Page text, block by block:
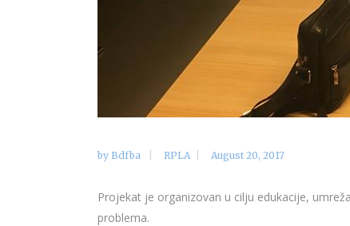
by Bdfba RPLA August 20, 2017
Projekat je organizovan u cilju edukacije,
problema.